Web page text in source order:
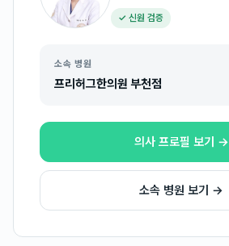
✓ 신원 검증
소속 병원
프리허그한의원 부천점
의사 프로필 보기 →
소속 병원 보기 →